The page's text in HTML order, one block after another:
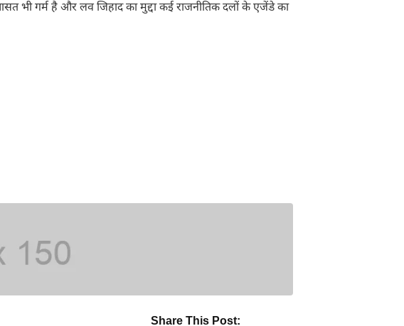
भी गर्म है और लव जिहाद का मुद्दा कई राजनीतिक दलों के एजेंडे का
Share This Post: